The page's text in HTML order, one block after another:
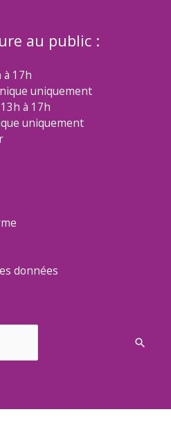
au public :
à 17h
uniquement
à 17h
uniquement
données